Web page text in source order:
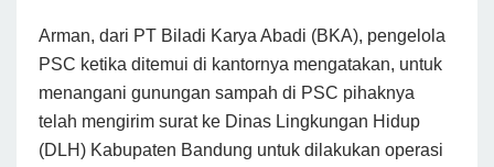
Arman, dari PT Biladi Karya Abadi (BKA), pengelola
PSC ketika ditemui di kantornya mengatakan, untuk
menangani gunungan sampah di PSC pihaknya
telah mengirim surat ke Dinas Lingkungan Hidup
(DLH) Kabupaten Bandung untuk dilakukan operasi